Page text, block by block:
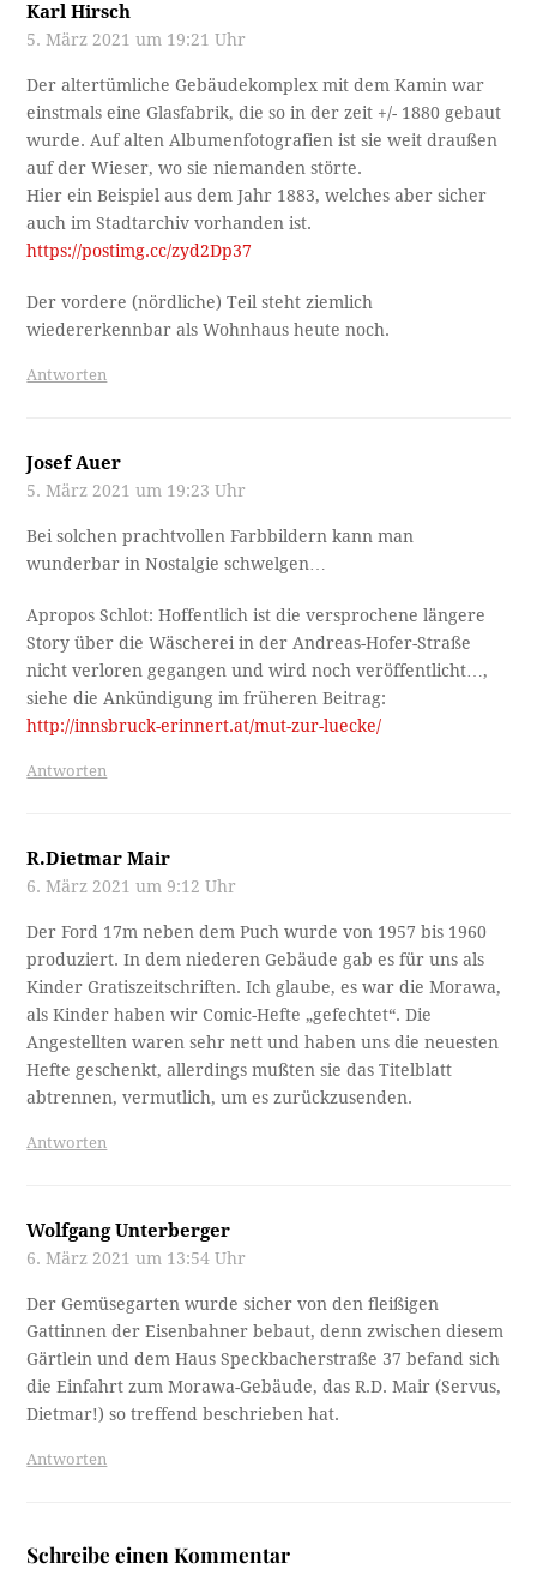
Karl Hirsch
5. März 2021 um 19:21 Uhr
Der altertümliche Gebäudekomplex mit dem Kamin war
einstmals eine Glasfabrik, die so in der zeit +/- 1880 gebaut
wurde. Auf alten Albumenfotografien ist sie weit draußen
auf der Wieser, wo sie niemanden störte.
Hier ein Beispiel aus dem Jahr 1883, welches aber sicher
auch im Stadtarchiv vorhanden ist.
https://postimg.cc/zyd2Dp37
Der vordere (nördliche) Teil steht ziemlich
wiedererkennbar als Wohnhaus heute noch.
Antworten
Josef Auer
5. März 2021 um 19:23 Uhr
Bei solchen prachtvollen Farbbildern kann man
wunderbar in Nostalgie schwelgen…
Apropos Schlot: Hoffentlich ist die versprochene längere
Story über die Wäscherei in der Andreas-Hofer-Straße
nicht verloren gegangen und wird noch veröffentlicht…,
siehe die Ankündigung im früheren Beitrag:
http://innsbruck-erinnert.at/mut-zur-luecke/
Antworten
R.Dietmar Mair
6. März 2021 um 9:12 Uhr
Der Ford 17m neben dem Puch wurde von 1957 bis 1960
produziert. In dem niederen Gebäude gab es für uns als
Kinder Gratiszeitschriften. Ich glaube, es war die Morawa,
als Kinder haben wir Comic-Hefte „gefechtet“. Die
Angestellten waren sehr nett und haben uns die neuesten
Hefte geschenkt, allerdings mußten sie das Titelblatt
abtrennen, vermutlich, um es zurückzusenden.
Antworten
Wolfgang Unterberger
6. März 2021 um 13:54 Uhr
Der Gemüsegarten wurde sicher von den fleißigen
Gattinnen der Eisenbahner bebaut, denn zwischen diesem
Gärtlein und dem Haus Speckbacherstraße 37 befand sich
die Einfahrt zum Morawa-Gebäude, das R.D. Mair (Servus,
Dietmar!) so treffend beschrieben hat.
Antworten
Schreibe einen Kommentar